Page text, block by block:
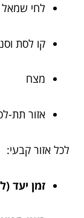
לחי שמאל
קו לסת
מצח
אזור תת-
לכל אזור קבעי:
זמן יעד (למשל